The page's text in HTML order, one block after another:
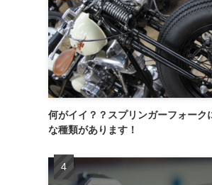
何がイイ？？スプリンガーフォーク
な種類があります！